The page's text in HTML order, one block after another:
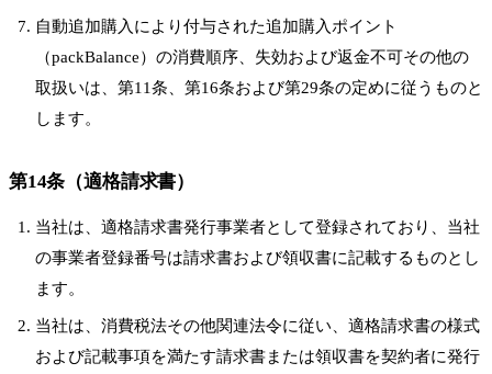
自動追加購入により付与された追加購入ポイント
（packBalance）の消費順序、失効および返金不可その他の
取扱いは、第11条、第16条および第29条の定めに従うものと
します。
第14条（適格請求書）
当社は、適格請求書発行事業者として登録されており、当社
の事業者登録番号は請求書および領収書に記載するものとし
ます。
当社は、消費税法その他関連法令に従い、適格請求書の様式
および記載事項を満たす請求書または領収書を契約者に発行